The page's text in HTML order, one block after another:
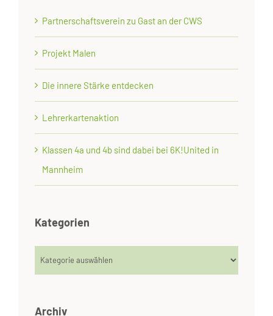
Partnerschaftsverein zu Gast an der CWS
Projekt Malen
Die innere Stärke entdecken
Lehrerkartenaktion
Klassen 4a und 4b sind dabei bei 6K!United in
Mannheim
Kategorien
Kategorien
Archiv